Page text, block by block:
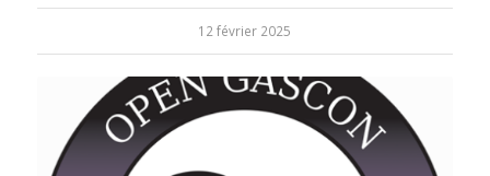
12 février 2025